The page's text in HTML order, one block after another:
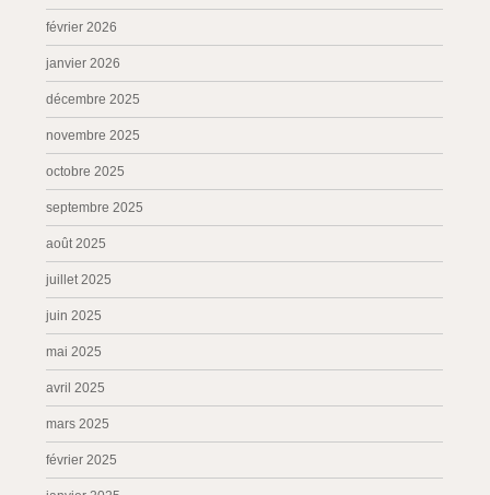
février 2026
janvier 2026
décembre 2025
novembre 2025
octobre 2025
septembre 2025
août 2025
juillet 2025
juin 2025
mai 2025
avril 2025
mars 2025
février 2025